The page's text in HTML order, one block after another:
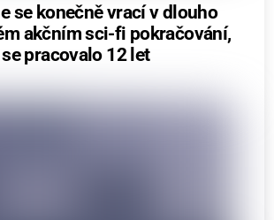
se konečně vrací v dlouho
akčním sci-fi pokračování,
pracovalo 12 let